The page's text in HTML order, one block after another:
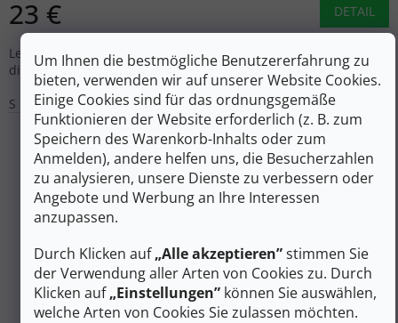
Um Ihnen die bestmögliche Benutzererfahrung zu
bieten, verwenden wir auf unserer Website Cookies.
Einige Cookies sind für das ordnungsgemäße
Funktionieren der Website erforderlich (z. B. zum
Speichern des Warenkorb-Inhalts oder zum
Anmelden), andere helfen uns, die Besucherzahlen
zu analysieren, unsere Dienste zu verbessern oder
Angebote und Werbung an Ihre Interessen
anzupassen.
Durch Klicken auf„Alle akzeptieren”stimmen Sie
der Verwendung aller Arten von Cookies zu. Durch
Klicken auf„Einstellungen” können Sie auswählen,
welche Arten von Cookies Sie zulassen möchten.
23 € DETAIL
Leichte Trekkingsocken für wärmeres Wetter. Entworfen, um
die Füße unter allen Bedingungen trocken zu halten.
S
M L XL